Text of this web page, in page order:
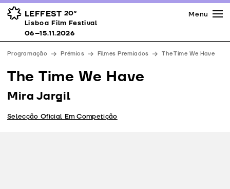
LEFFEST 20º
Lisboa Film Festival 06–15.11.2026
Prémios
Espaços
Apoios
Equipa
Downloads
Contactos
Menu
Lisboa Film Festival
06–15.11.2026
Programação Prémios Filmes Premiados The Time We Have
The Time We Have
Mira Jargil
Selecção Oficial Em Competição